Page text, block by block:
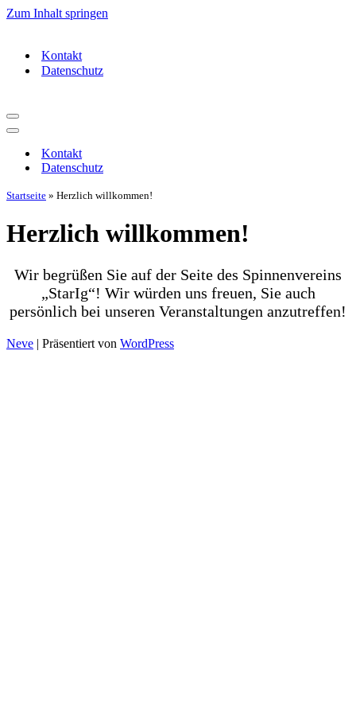
Zum Inhalt springen
Kontakt
Datenschutz
Navigationsmenü
Navigationsmenü
Kontakt
Datenschutz
Startseite » Herzlich willkommen!
Herzlich willkommen!
Wir begrüßen Sie auf der Seite des Spinnenvereins
„StarIg“! Wir würden uns freuen, Sie auch
persönlich bei unseren Veranstaltungen anzutreffen!
Neve | Präsentiert von WordPress